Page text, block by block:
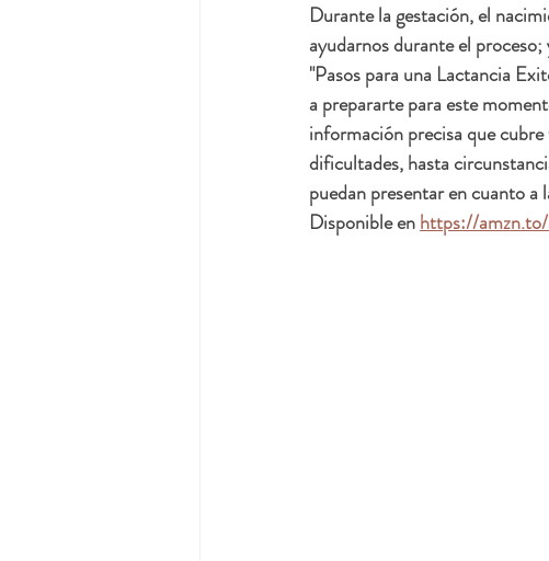
Durante la gestación, el
ayudarnos durante el
"Pasos para una Lactancia
a prepararte para este
información precisa que
dificultades, hasta
puedan presentar en cuanto
Disponible en https://